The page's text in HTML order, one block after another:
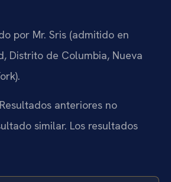
por Mr. Sris (admitido en
Distrito de Columbia, Nueva
anteriores no
similar. Los resultados